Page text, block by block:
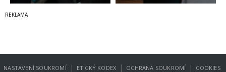
NASTAVENÍ SOUKROMÍ | ETICKÝ KODEX | OCHRANA SOUKROMÍ | COOKIES